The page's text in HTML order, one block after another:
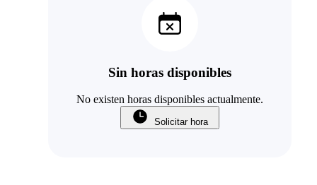
Sin horas disponibles
No existen horas disponibles actualmente.
Solicitar hora